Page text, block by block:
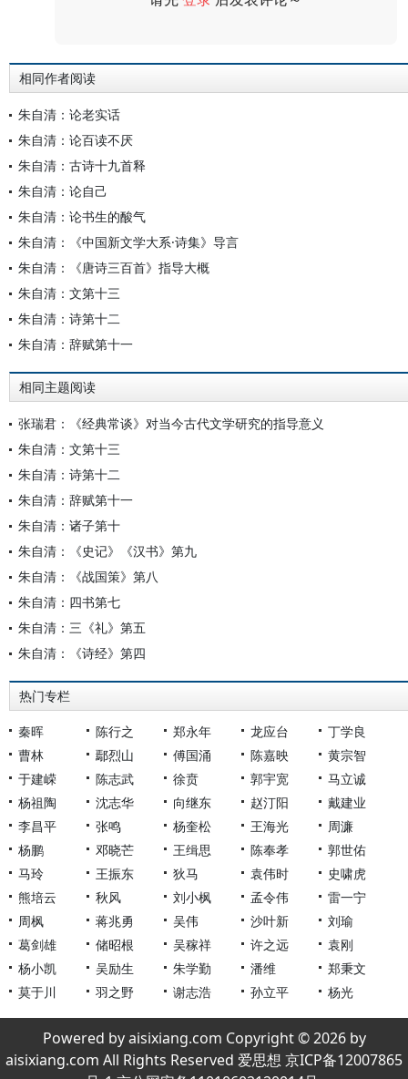
相同作者阅读
朱自清：论老实话
朱自清：论百读不厌
朱自清：古诗十九首释
朱自清：论自己
朱自清：论书生的酸气
朱自清：《中国新文学大系·诗集》导言
朱自清：《唐诗三百首》指导大概
朱自清：文第十三
朱自清：诗第十二
朱自清：辞赋第十一
相同主题阅读
张瑞君：《经典常谈》对当今古代文学研究的指导意义
朱自清：文第十三
朱自清：诗第十二
朱自清：辞赋第十一
朱自清：诸子第十
朱自清：《史记》《汉书》第九
朱自清：《战国策》第八
朱自清：四书第七
朱自清：三《礼》第五
朱自清：《诗经》第四
热门专栏
秦晖 陈行之 郑永年 龙应台
丁学良
曹林
鄢烈山 傅国涌 陈嘉映
黄宗智
于建嵘
陈志武 徐贲 郭宇宽
马立诚
杨祖陶
沈志华 向继东 赵汀阳
戴建业
李昌平
张鸣 杨奎松 王海光
周濂
杨鹏
邓晓芒 王缉思 陈奉孝
郭世佑
马玲
王振东 狄马 袁伟时
史啸虎
熊培云
秋风 刘小枫 孟令伟
雷一宁
周枫
蒋兆勇 吴伟 沙叶新
刘瑜
葛剑雄
储昭根 吴稼祥 许之远
袁刚
杨小凯
吴励生 朱学勤 潘维
郑秉文
莫于川
羽之野 谢志浩 孙立平 杨光
Powered by aisixiang.com Copyright © 2026 by
aisixiang.com All Rights Reserved 爱思想 京ICP备12007865